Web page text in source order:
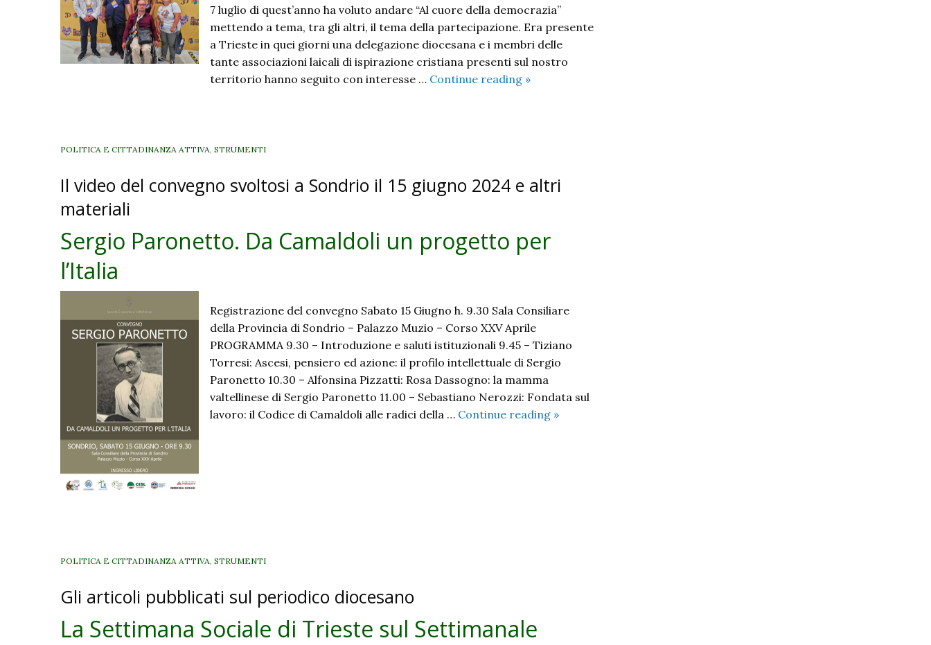
7 luglio di quest’anno ha voluto andare “Al cuore della democrazia”
mettendo a tema, tra gli altri, il tema della partecipazione. Era presente
a Trieste in quei giorni una delegazione diocesana e i membri delle
tante associazioni laicali di ispirazione cristiana presenti sul nostro
territorio hanno seguito con interesse … Continue reading Raccontare
La
di
Pastorale
Caritas
»
POLITICA E CITTADINANZA ATTIVA STRUMENTI
Il video del convegno svoltosi a Sondrio il 15 giugno 2024 e altri
materiali
Sergio Paronetto. Da Camaldoli un progetto per
l’Italia
Registrazione del convegno Sabato 15 Giugno h. 9.30 Sala Consiliare
della Provincia di Sondrio – Palazzo Muzio – Corso XXV Aprile
PROGRAMMA 9.30 – Introduzione e saluti istituzionali 9.45 – Tiziano
Torresi: Ascesi, pensiero ed azione: il profilo intellettuale di Sergio
Paronetto 10.30 – Alfonsina Pizzatti: Rosa Dassogno: la mamma
valtellinese di Sergio Paronetto 11.00 – Sebastiano Nerozzi: Fondata sul
lavoro: il Codice di Camaldoli alle radici della … Continue reading Sergio
»
POLITICA E CITTADINANZA ATTIVA, STRUMENTI
Gli articoli pubblicati sul periodico diocesano
La Settimana Sociale di Trieste sul Settimanale